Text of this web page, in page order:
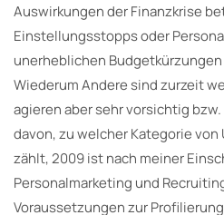
Auswirkungen der Finanzkrise
Einstellungsstopps oder
unerheblichen
Wiederum Andere sind zurzeit
agieren aber sehr vorsichtig
davon, zu welcher Kategorie
zählt, 2009 ist nach meiner
Personalmarketing und
Voraussetzungen zur